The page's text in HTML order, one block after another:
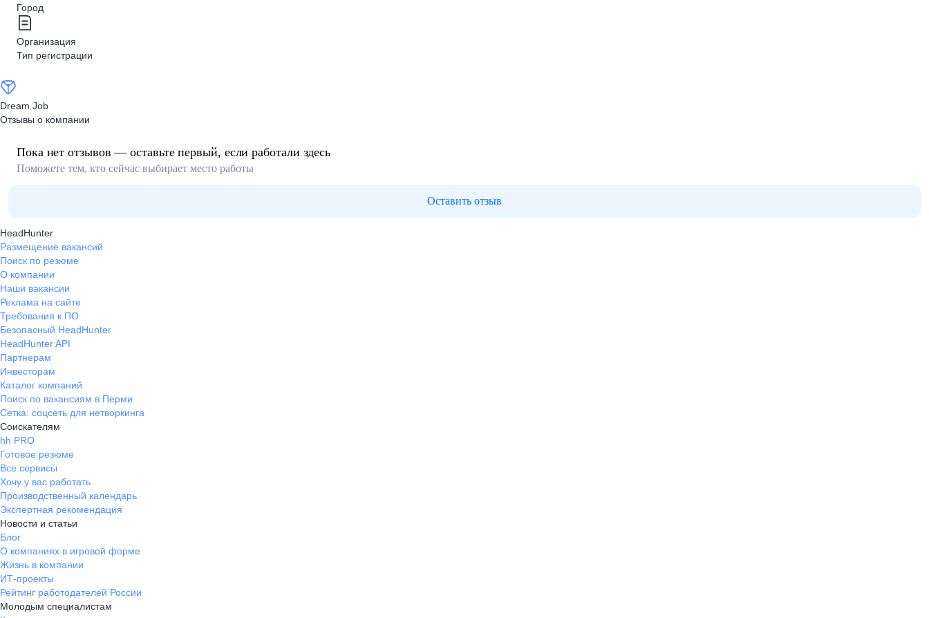
Город
Организация
Тип регистрации
Dream Job
Отзывы о компании
Пока нет отзывов — оставьте первый, если работали здесь
Поможете тем, кто сейчас выбирает место работы
Оставить отзыв
HeadHunter
Размещение вакансий
Поиск по резюме
О компании
Наши вакансии
Реклама на сайте
Требования к ПО
Безопасный HeadHunter
HeadHunter API
Партнерам
Инвесторам
Каталог компаний
Поиск по вакансиям в Перми
Сетка: соцсеть для нетворкинга
Соискателям
hh PRO
Готовое резюме
Все сервисы
Хочу у вас работать
Производственный календарь
Экспертная рекомендация
Новости и статьи
Блог
О компаниях в игровой форме
Жизнь в компании
ИТ-проекты
Рейтинг работодателей России
Молодым специалистам